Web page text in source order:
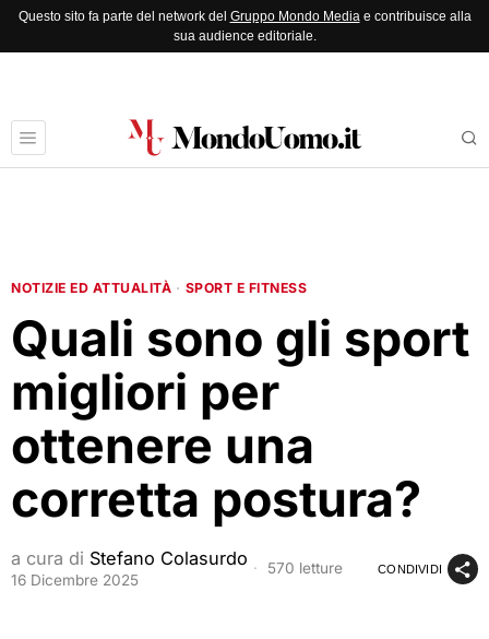
Questo sito fa parte del network del Gruppo Mondo Mediae contribuisce alla
sua audience editoriale.
NOTIZIE ED ATTUALITÀ · SPORT E FITNESS
Quali sono gli sport
migliori per
ottenere una
corretta postura?
a cura di Stefano Colasurdo
16 Dicembre 2025
570 letture CONDIVIDI